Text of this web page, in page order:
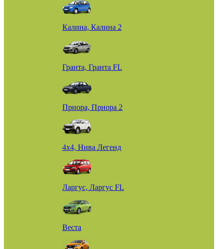
Калина, Калина 2
Гранта, Гранта FL
Приора, Приора 2
4х4, Нива Легенд
Ларгус, Ларгус FL
Веста